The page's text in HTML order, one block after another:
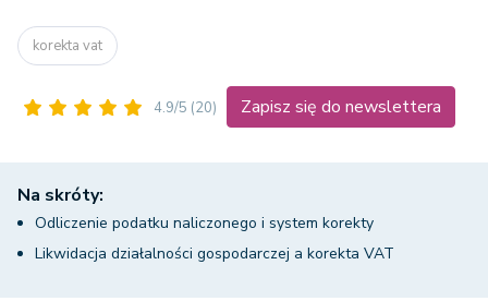
korekta vat
4.9/5 (20) Zapisz się do newslettera
Na skróty:
Odliczenie podatku naliczonego i system korekty
Likwidacja działalności gospodarczej a korekta VAT